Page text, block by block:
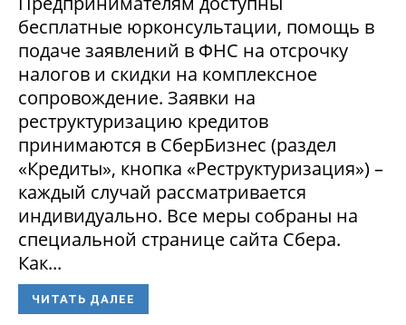
бесплатные юрконсультации, помощь в
подаче заявлений в ФНС на отсрочку
налогов и скидки на комплексное
сопровождение. Заявки на
реструктуризацию кредитов
принимаются в СберБизнес (раздел
«Кредиты», кнопка «Реструктуризация») –
каждый случай рассматривается
индивидуально. Все меры собраны на
специальной странице сайта Сбера.
Как...
ЧИТАТЬ ДАЛЕЕ